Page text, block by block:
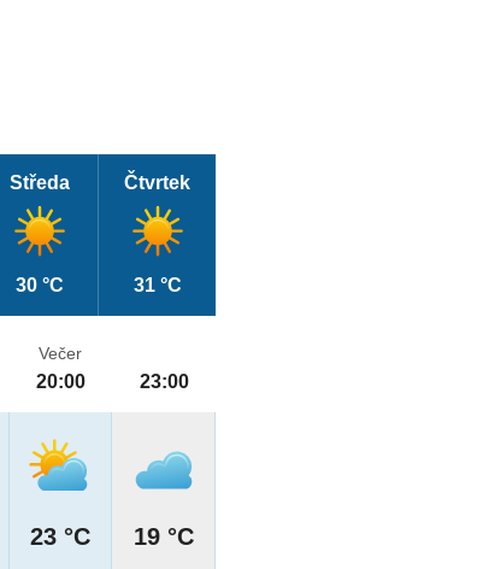
Středa
30 °C
Čtvrtek
31 °C
Večer
20:00
23 °C
23:00
19 °C